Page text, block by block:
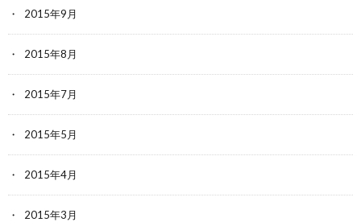
2015年9月
2015年8月
2015年7月
2015年5月
2015年4月
2015年3月